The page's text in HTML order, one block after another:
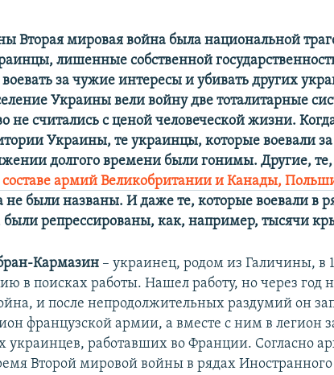
Вторая мировая война была национальной
лишенные собственной
за чужие интересы и убивать других
Украины вели войну две тоталитарные
не считались с ценой человеческой жизни.
Украины, те украинцы, которые воевали
долгого времени были гонимы. Другие, те,
составе армий Великобритании и Канады,
не были названы. И даже те, которые воевали в
были репрессированы, как, например, тысячи
Кармазин – украинец, родом из Галичины, в
в поисках работы. Нашел работу, но через год
и после непродолжительных раздумий он
французской армии, а вместе с ним в легион
украинцев, работавших во Франции. Согласно
Второй мировой войны в рядах